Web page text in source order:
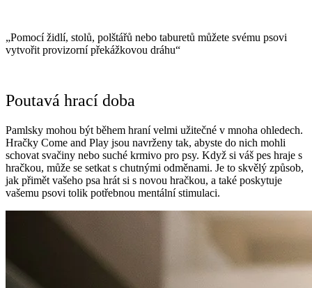
„Pomocí židlí, stolů, polštářů nebo taburetů můžete svému psovi
vytvořit provizorní překážkovou dráhu“
Poutavá hrací doba
Pamlsky mohou být během hraní velmi užitečné v mnoha ohledech.
Hračky Come and Play jsou navrženy tak, abyste do nich mohli
schovat svačiny nebo suché krmivo pro psy. Když si váš pes hraje s
hračkou, může se setkat s chutnými odměnami. Je to skvělý způsob,
jak přimět vašeho psa hrát si s novou hračkou, a také poskytuje
vašemu psovi tolik potřebnou mentální stimulaci.